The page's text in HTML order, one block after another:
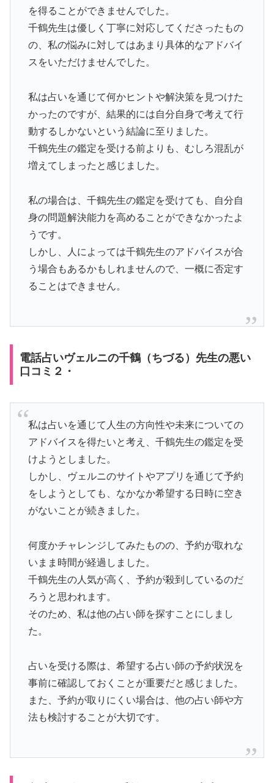
を得ることができませんでした。
千鶴先生は優しく丁寧に対応してくださったもの
の、私の悩みに対してはあまり具体的なアドバイ
スをいただけませんでした。
私は占いを通じて何かヒントや解決策を見つけた
かったのですが、結果的には自分自身で考えて行
動するしかないという結論に至りました。
千鶴先生の鑑定を受ける前よりも、むしろ混乱が
増えてしまったと感じました。
私の場合は、千鶴先生の鑑定を受けても、自分自
身の問題解決能力を高めることができなかったよ
うです。
しかし、人によっては千鶴先生のアドバイスが合
う場合もあるかもしれませんので、一概に否定す
ることはできません。
電話占いヴェルニの千鶴（ちづる）先生の悪い
口コミ２・
私は占いを通じて人生の方向性や未来についての
アドバイスを得たいと考え、千鶴先生の鑑定を受
けようとしました。
しかし、ヴェルニのサイトやアプリを通じて予約
をしようとしても、なかなか希望する日時に空き
がないことが続きました。
何度かチャレンジしてみたものの、予約が取れな
いまま時間が経過しました。
千鶴先生の人気が高く、予約が殺到しているのだ
ろうと思われます。
そのため、私は他の占い師を探すことにしまし
た。
占いを受ける際は、希望する占い師の予約状況を
事前に確認しておくことが重要だと感じました。
また、予約が取りにくい場合は、他の占い師や方
法も検討することが大切です。